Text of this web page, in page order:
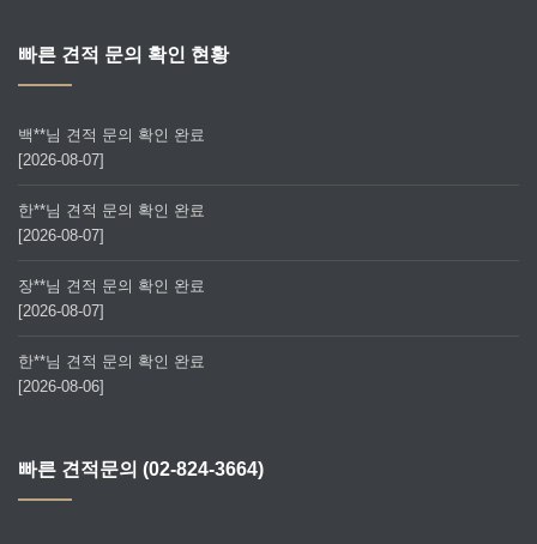
빠른 견적 문의 확인 현황
백**님 견적 문의 확인 완료
[2026-08-07]
한**님 견적 문의 확인 완료
[2026-08-07]
장**님 견적 문의 확인 완료
[2026-08-07]
한**님 견적 문의 확인 완료
[2026-08-06]
빠른 견적문의 (02-824-3664)